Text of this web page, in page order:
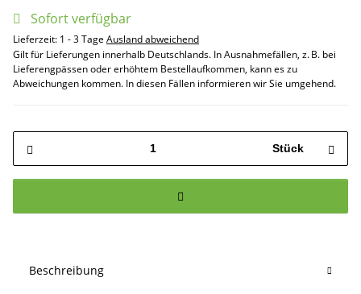
Sofort verfügbar
Lieferzeit: 1 - 3 Tage Ausland abweichend
Gilt für Lieferungen innerhalb Deutschlands. In Ausnahmefällen, z. B. bei
Lieferengpässen oder erhöhtem Bestellaufkommen, kann es zu
Abweichungen kommen. In diesen Fällen informieren wir Sie umgehend.
Stück
Beschreibung